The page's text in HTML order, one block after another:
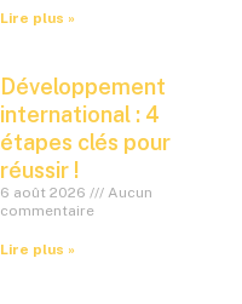
Lire plus »
Développement
international : 4
étapes clés pour
réussir !
6 août 2026
Aucun
commentaire
Lire plus »